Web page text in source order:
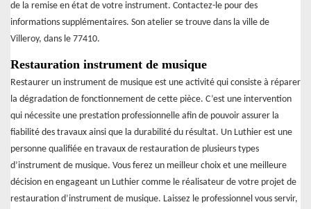
de la remise en état de votre instrument. Contactez-le pour des
informations supplémentaires. Son atelier se trouve dans la ville de
Villeroy, dans le 77410.
Restauration instrument de musique
Restaurer un instrument de musique est une activité qui consiste à réparer
la dégradation de fonctionnement de cette pièce. C’est une intervention
qui nécessite une prestation professionnelle afin de pouvoir assurer la
fiabilité des travaux ainsi que la durabilité du résultat. Un Luthier est une
personne qualifiée en travaux de restauration de plusieurs types
d’instrument de musique. Vous ferez un meilleur choix et une meilleure
décision en engageant un Luthier comme le réalisateur de votre projet de
restauration d’instrument de musique. Laissez le professionnel vous servir,